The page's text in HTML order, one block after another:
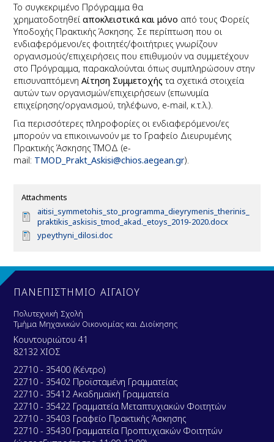
Το συγκεκριμένο Πρόγραμμα θα
χρηματοδοτηθείαποκλειστικά και μόνο από τους Φορείς
Υποδοχής Πρακτικής Άσκησης. Σε περίπτωση που οι
ενδιαφερόμενοι/ες φοιτητές/φοιτήτριες γνωρίζουν
οργανισμούς/επιχειρήσεις που επιθυμούν να συμμετέχουν
στο Πρόγραμμα, παρακαλούνται όπως συμπληρώσουν στην
επισυναπτόμενηΑίτηση Συμμετοχής τα σχετικά στοιχεία
αυτών των οργανισμών/επιχειρήσεων (επωνυμία
επιχείρησης/οργανισμού, τηλέφωνο, e-mail, κ.τ.λ.).
Για περισσότερες πληροφορίες οι ενδιαφερόμενοι/ες
μπορούν να επικοινωνούν με το Γραφείο Διευρυμένης
Πρακτικής Άσκησης ΤΜΟΔ (e-
mail: TMOD_Prakt_Askisi@chios.aegean.gr).
Attachments
D
o
c
u
n
aitisi_symmetohis_sto_programma_dieyrymenis_therinis_
praktikis_askisis_tmod_akad._etoys_2019-2020.docx
D
u
e
n
t
ypeythyni_dilosi.doc
ΠΑΝΕΠΙΣΤΗΜΙΟ ΑΙΓΑΙΟΥ
Πολυτεχνική Σχολή
Τμήμα Μηχανικών Οικονομίας και Διοίκησης
Κουντουριώτου 41
82132 ΧΙΟΣ
22710 - 35400 (Κέντρο)
22710 - 35402 Προϊσταμένη Γραμματείας
22710 - 35412 Ακαδημαϊκή Γραμματεία
22710 - 35422 Γραμματεία Μεταπτυχιακών Φοιτητών
22710 - 35403 Γραφείο Πρακτικής Άσκησης
22710 - 35430 Γραμματεία Προπτυχιακών Φοιτητών